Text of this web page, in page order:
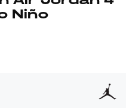
Niño